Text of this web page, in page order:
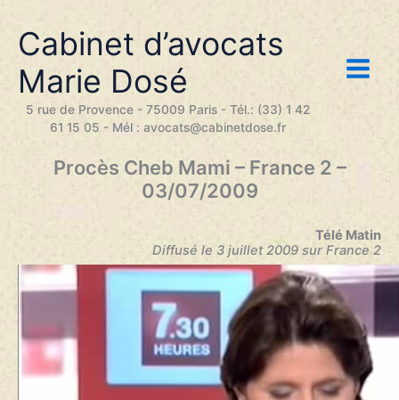
contenu
Cabinet d’avocats
Marie Dosé
5 rue de Provence - 75009 Paris - Tél.: (33) 1 42
61 15 05 - Mél : avocats@cabinetdose.fr
Procès Cheb Mami – France 2 –
03/07/2009
Télé Matin
Diffusé le 3 juillet 2009 sur France 2